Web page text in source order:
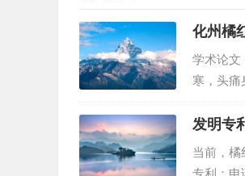
化州橘
学术论文
寒，头痛
从2004
久咳吗
发明专
当前，橘
专利：申